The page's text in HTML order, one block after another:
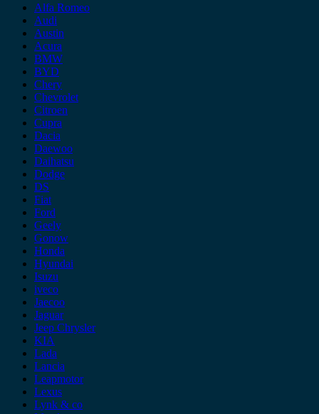
Alfa Romeo
Audi
Austin
Acura
BMW
BYD
Chery
Chevrolet
Citroen
Cupra
Dacia
Daewoo
Daihatsu
Dodge
DS
Fiat
Ford
Geely
Gonow
Honda
Hyundai
Isuzu
iveco
Jaecoo
Jaguar
Jeep Chrysler
KIA
Lada
Lancia
Leapmotor
Lexus
Lynk & co